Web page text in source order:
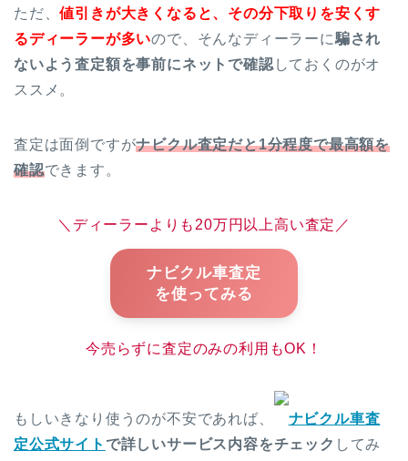
ただ、値引きが大きくなると、その分下取りを安くす
るディーラーが多いので、そんなディーラーに騙され
ないよう査定額を事前にネットで確認 しておくのがオ
ススメ。
査定は面倒ですがナビクル査定だと1分程度で最高額を
確認できます。
＼ディーラーよりも20万円以上高い査定／
ナビクル車査定
を使ってみる
今売らずに査定のみの利用もOK！
もしいきなり使うのが不安であれば、
ナビクル車査
定公式サイト で詳しいサービス内容をチェック してみ